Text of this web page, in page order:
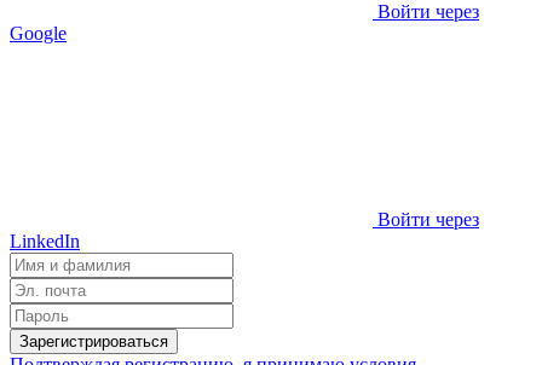
Войти через
Google
Войти через
LinkedIn
Зарегистрироваться